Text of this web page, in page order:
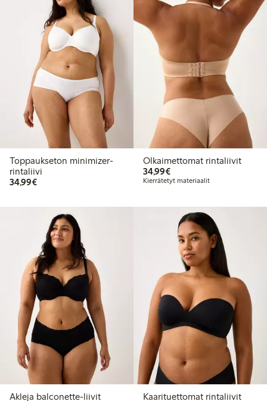
Toppaukseton minimizer-
rintaliivi
34,99€34,99 €
Olkaimettomat rintaliivit
34,99€34,99 €
Kierrätetyt materiaalit
Akleja balconette-liivit Kaarituettomat rintaliivit